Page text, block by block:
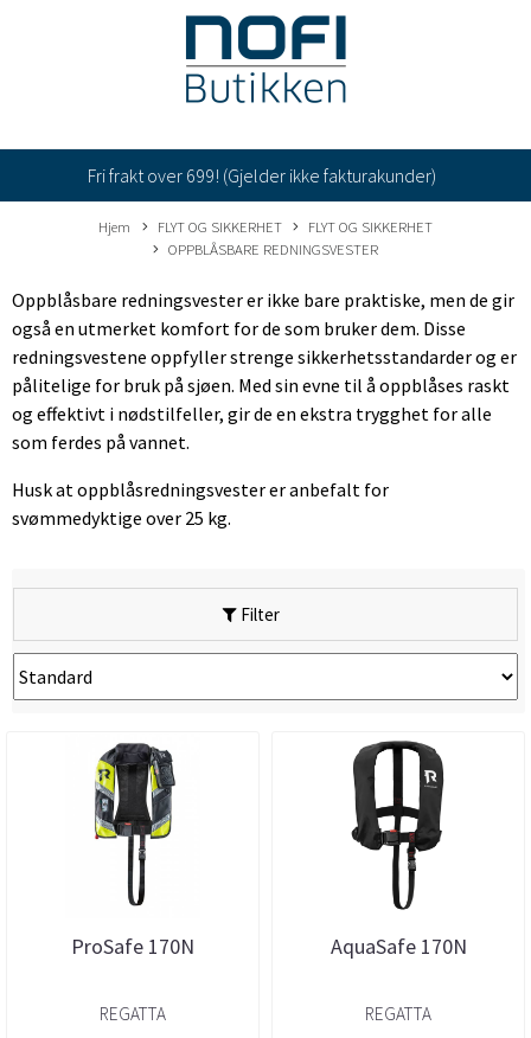
Fri frakt over 699! (Gjelder ikke fakturakunder)
Hjem FLYT OG SIKKERHET
FLYT OG SIKKERHET
OPPBLÅSBARE REDNINGSVESTER
Oppblåsbare redningsvester er ikke bare praktiske, men de gir
også en utmerket komfort for de som bruker dem. Disse
redningsvestene oppfyller strenge sikkerhetsstandarder og er
pålitelige for bruk på sjøen. Med sin evne til å oppblåses raskt
og effektivt i nødstilfeller, gir de en ekstra trygghet for alle
som ferdes på vannet.
Husk at oppblåsredningsvester er anbefalt for
svømmedyktige over 25 kg.
Filter
ProSafe 170N
REGATTA
AquaSafe 170N
REGATTA